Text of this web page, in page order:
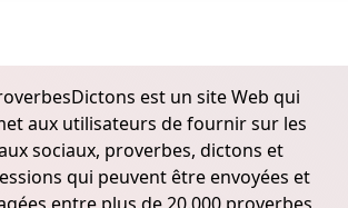
est un site Web qui
aux utilisateurs de fournir sur les
sociaux, proverbes, dictons et
qui peuvent être envoyées et